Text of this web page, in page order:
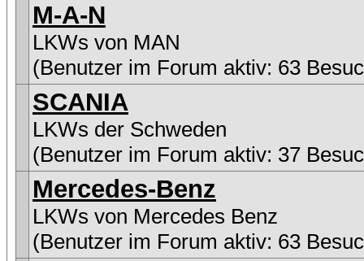
M-A-N
LKWs von MAN
(Benutzer im Forum aktiv: 63
SCANIA
LKWs der Schweden
(Benutzer im Forum aktiv: 37
Mercedes-Benz
LKWs von Mercedes Benz
(Benutzer im Forum aktiv: 63